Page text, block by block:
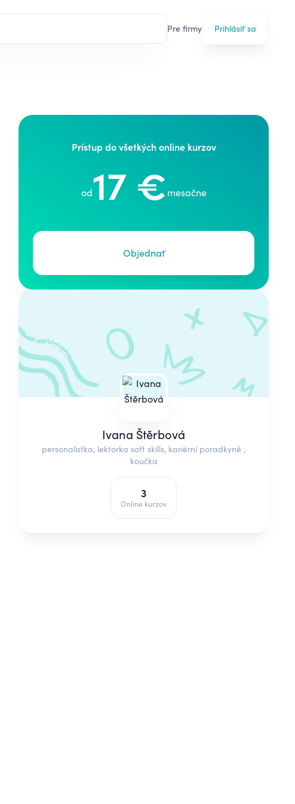
Pre firmy Prihlásiť sa
Prístup do všetkých online kurzov
od17 € mesačne
Objednať
Ivana Štěrbová
personalistka, lektorka soft skills, kariérní poradkyně ,
koučka
3
Online kurzov